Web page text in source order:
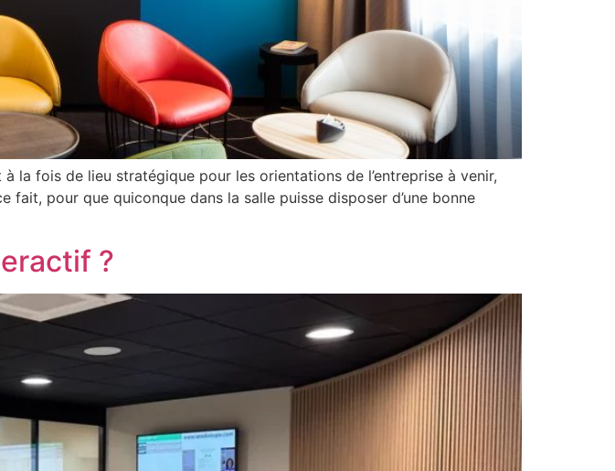
la fois de lieu stratégique pour les orientations de l’entreprise à venir,
fait, pour que quiconque dans la salle puisse disposer d’une bonne
?